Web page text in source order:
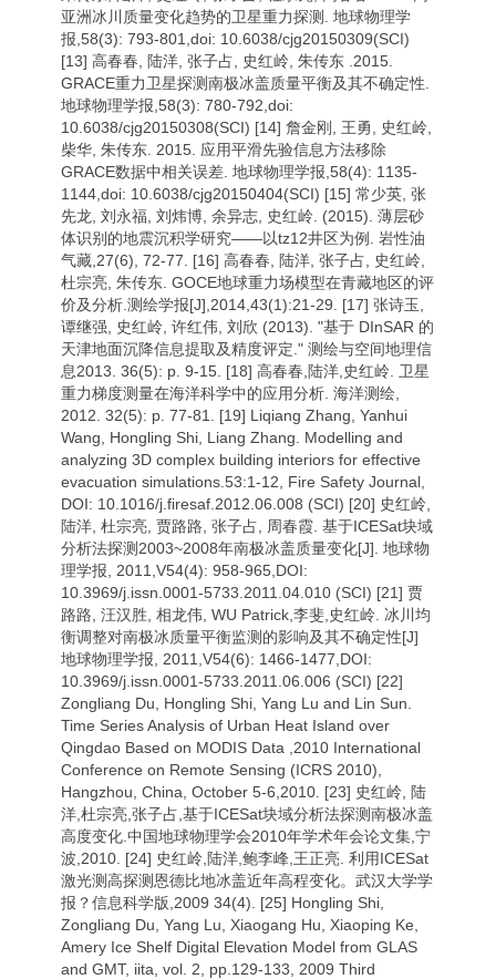
亚洲冰川质量变化趋势的卫星重力探测. 地球物理学
报,58(3): 793-801,doi: 10.6038/cjg20150309(SCI)
[13] 高春春, 陆洋, 张子占, 史红岭, 朱传东 .2015.
GRACE重力卫星探测南极冰盖质量平衡及其不确定性.
地球物理学报,58(3): 780-792,doi:
10.6038/cjg20150308(SCI) [14] 詹金刚, 王勇, 史红岭,
柴华, 朱传东. 2015. 应用平滑先验信息方法移除
GRACE数据中相关误差. 地球物理学报,58(4): 1135-
1144,doi: 10.6038/cjg20150404(SCI) [15] 常少英, 张
先龙, 刘永福, 刘炜博, 余异志, 史红岭. (2015). 薄层砂
体识别的地震沉积学研究——以tz12井区为例. 岩性油
气藏,27(6), 72-77. [16] 高春春, 陆洋, 张子占, 史红岭,
杜宗亮, 朱传东. GOCE地球重力场模型在青藏地区的评
价及分析.测绘学报[J],2014,43(1):21-29. [17] 张诗玉,
谭继强, 史红岭, 许红伟, 刘欣 (2013). "基于 DInSAR 的
天津地面沉降信息提取及精度评定." 测绘与空间地理信
息2013. 36(5): p. 9-15. [18] 高春春,陆洋,史红岭. 卫星
重力梯度测量在海洋科学中的应用分析. 海洋测绘,
2012. 32(5): p. 77-81. [19] Liqiang Zhang, Yanhui
Wang, Hongling Shi, Liang Zhang. Modelling and
analyzing 3D complex building interiors for effective
evacuation simulations.53:1-12, Fire Safety Journal,
DOI: 10.1016/j.firesaf.2012.06.008 (SCI) [20] 史红岭,
陆洋, 杜宗亮, 贾路路, 张子占, 周春霞. 基于ICESat块域
分析法探测2003~2008年南极冰盖质量变化[J]. 地球物
理学报, 2011,V54(4): 958-965,DOI:
10.3969/j.issn.0001-5733.2011.04.010 (SCI) [21] 贾
路路, 汪汉胜, 相龙伟, WU Patrick,李斐,史红岭. 冰川均
衡调整对南极冰质量平衡监测的影响及其不确定性[J]
地球物理学报, 2011,V54(6): 1466-1477,DOI:
10.3969/j.issn.0001-5733.2011.06.006 (SCI) [22]
Zongliang Du, Hongling Shi, Yang Lu and Lin Sun.
Time Series Analysis of Urban Heat Island over
Qingdao Based on MODIS Data ,2010 International
Conference on Remote Sensing (ICRS 2010),
Hangzhou, China, October 5-6,2010. [23] 史红岭, 陆
洋,杜宗亮,张子占,基于ICESat块域分析法探测南极冰盖
高度变化.中国地球物理学会2010年学术年会论文集,宁
波,2010. [24] 史红岭,陆洋,鲍李峰,王正亮. 利用ICESat
激光测高探测恩德比地冰盖近年高程变化。武汉大学学
报？信息科学版,2009 34(4). [25] Hongling Shi,
Zongliang Du, Yang Lu, Xiaogang Hu, Xiaoping Ke,
Amery Ice Shelf Digital Elevation Model from GLAS
and GMT, iita, vol. 2, pp.129-133, 2009 Third